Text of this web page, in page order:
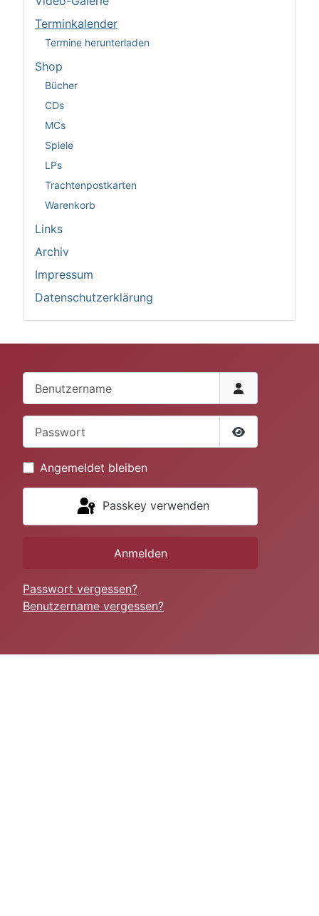
Terminkalender
Termine herunterladen
Shop
Bücher
CDs
MCs
Spiele
LPs
Trachtenpostkarten
Warenkorb
Links
Archiv
Impressum
Datenschutzerklärung
Passwort
Angemeldet bleiben
Passkey verwenden
Anmelden
Passwort vergessen?
Benutzername vergessen?